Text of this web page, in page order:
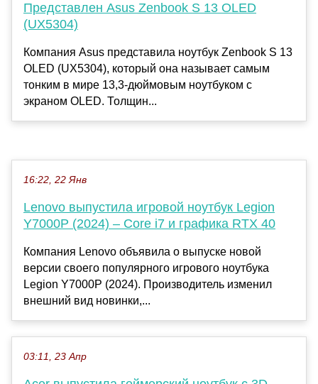
Представлен Asus Zenbook S 13 OLED
(UX5304)
Компания Asus представила ноутбук Zenbook S 13
OLED (UX5304), который она называет самым
тонким в мире 13,3-дюймовым ноутбуком с
экраном OLED. Толщин...
16:22, 22 Янв
Lenovo выпустила игровой ноутбук Legion
Y7000P (2024) – Core i7 и графика RTX 40
Компания Lenovo объявила о выпуске новой
версии своего популярного игрового ноутбука
Legion Y7000P (2024). Производитель изменил
внешний вид новинки,...
03:11, 23 Апр